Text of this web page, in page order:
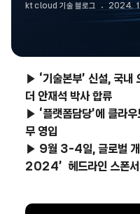
kt cloud 기술 블로그 2024.
▶ ‘기술본부’ 신설, 국내
더 안재석 박사 합류
▶ ‘플랫폼담당’에 클라
무 영입
▶ 9월 3-4일, 글로벌
2024’ 헤드라인 스폰